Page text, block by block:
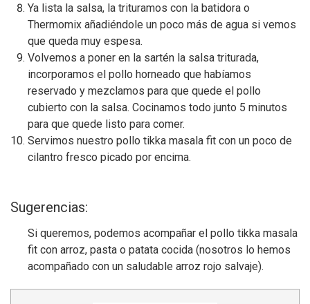
Ya lista la salsa, la trituramos con la batidora o
Thermomix añadiéndole un poco más de agua si vemos
que queda muy espesa.
Volvemos a poner en la sartén la salsa triturada,
incorporamos el pollo horneado que habíamos
reservado y mezclamos para que quede el pollo
cubierto con la salsa. Cocinamos todo junto 5 minutos
para que quede listo para comer.
Servimos nuestro pollo tikka masala fit con un poco de
cilantro fresco picado por encima.
Sugerencias:
Si queremos, podemos acompañar el pollo tikka masala
fit con arroz, pasta o patata cocida (nosotros lo hemos
acompañado con un saludable arroz rojo salvaje).